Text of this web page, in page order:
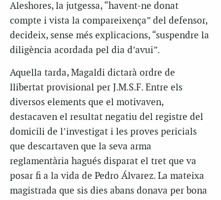
Aleshores, la jutgessa, “havent-ne donat
compte i vista la compareixença” del defensor,
decideix, sense més explicacions, “suspendre la
diligència acordada pel dia d’avui”.
Aquella tarda, Magaldi dictarà ordre de
llibertat provisional per J.M.S.F. Entre els
diversos elements que el motivaven,
destacaven el resultat negatiu del registre del
domicili de l’investigat i les proves pericials
que descartaven que la seva arma
reglamentària hagués disparat el tret que va
posar fi a la vida de Pedro Álvarez. La mateixa
magistrada que sis dies abans donava per bona